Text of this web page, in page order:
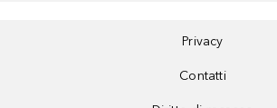
Privacy
Contatti